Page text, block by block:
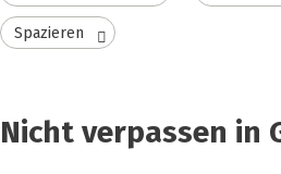
Spazieren
Nicht verpassen in